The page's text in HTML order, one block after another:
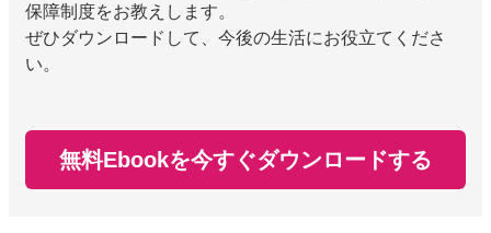
保障制度をお教えします。
ぜひダウンロードして、今後の生活にお役立てくださ
い。
無料Ebookを今すぐダウンロードする